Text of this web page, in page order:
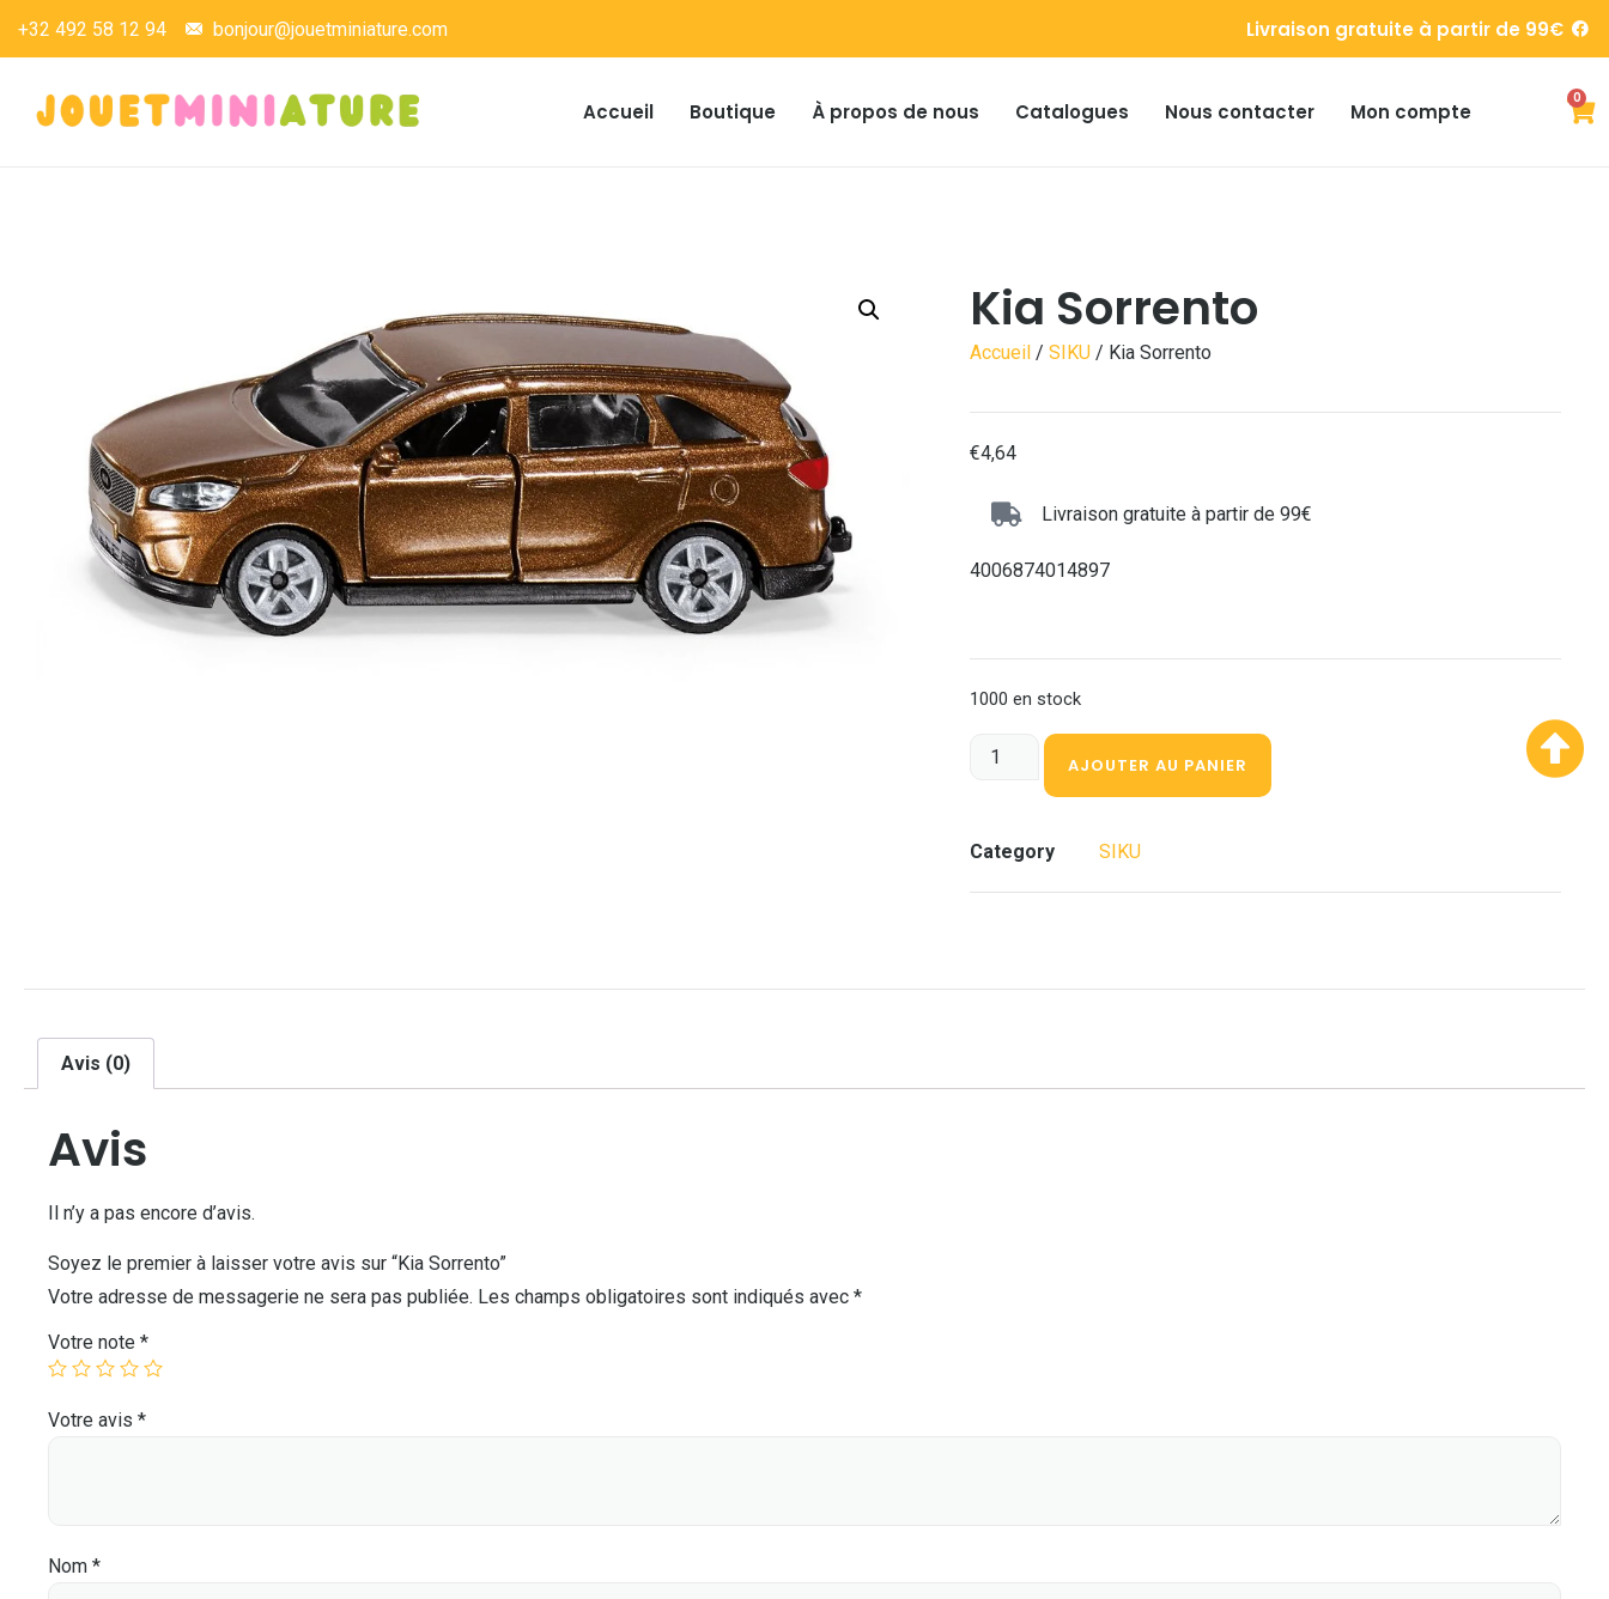
+32 492 58 12 94 bonjour@jouetminiature.com Livraison gratuite à partir de 99€
Accueil Boutique À propos de nous Catalogues Nous contacter Mon compte
0
Kia Sorrento
Accueil /SIKU / Kia Sorrento
€4,64
Livraison gratuite à partir de 99€
4006874014897
1000 en stock
AJOUTER AU PANIER
Category SIKU
Avis (0)
Avis
Il n’y a pas encore d’avis.
Soyez le premier à laisser votre avis sur “Kia Sorrento”
Votre adresse de messagerie ne sera pas publiée. Les champs obligatoires sont indiqués avec *
Votre note *
Votre avis *
Nom *